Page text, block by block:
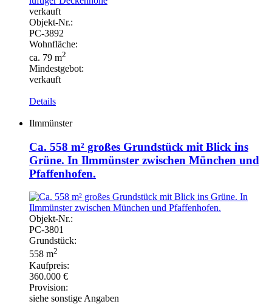
verkauft
Objekt-Nr.:
PC-3892
Wohnfläche:
ca. 79 m2
Mindestgebot:
verkauft
Details
Ilmmünster
Ca. 558 m² großes Grundstück mit Blick ins
Grüne. In Ilmmünster zwischen München und
Pfaffenhofen.
Objekt-Nr.:
PC-3801
Grundstück:
558 m2
Kaufpreis:
360.000 €
Provision:
siehe sonstige Angaben